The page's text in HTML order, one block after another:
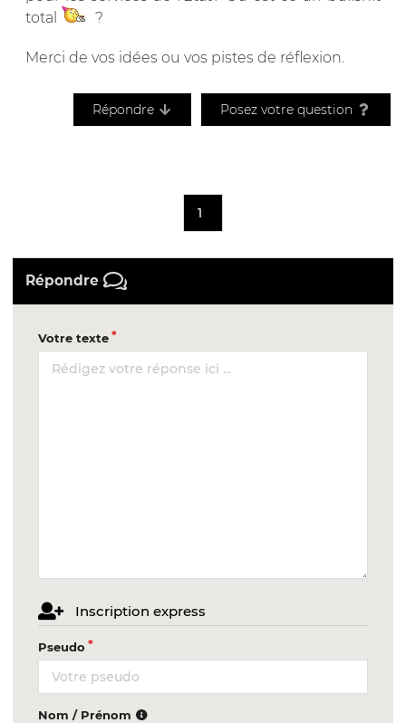
total
?
Merci de vos idées ou vos pistes de réflexion.
Répondre Posez votre question
1
Répondre
Votre texte
Inscription express
Pseudo
Nom / Prénom